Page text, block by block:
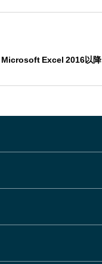
Excel 2016以降